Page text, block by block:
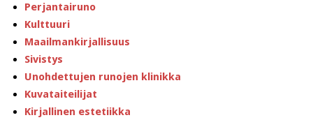
Perjantairuno
Kulttuuri
Maailmankirjallisuus
Sivistys
Unohdettujen runojen klinikka
Kuvataiteilijat
Kirjallinen estetiikka